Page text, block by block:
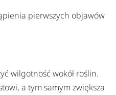
pierwszych objawów
wilgotność wokół roślin.
a tym samym zwiększa